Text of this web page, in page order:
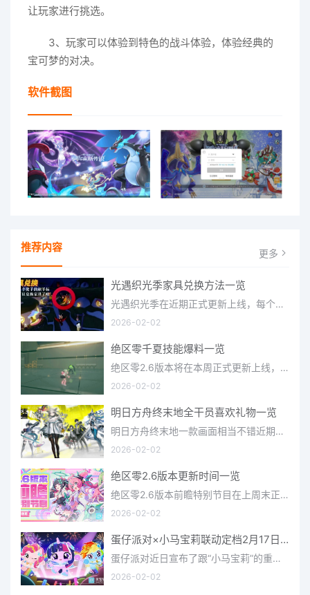
让玩家进行挑选。
3、玩家可以体验到特色的战斗体验，体验经典的
宝可梦的对决。
软件截图
推荐内容 更多
光遇织光季家具兑换方法一览
光遇织光季在近期正式更新上线，每个季节都有着许多全新内容和资讯可以让你来体验，不少刚体验的小伙伴想要知道
2026-02-02
绝区零千夏技能爆料一览
绝区零2.6版本将在本周正式更新上线，上周的前瞻直播官方给玩家们带来关于最新版本的卡池信息和相关活动内容，
2026-02-02
明日方舟终末地全干员喜欢礼物一览
明日方舟终末地一款画面相当不错近期非常火爆的大型二次元冒险游戏，这里有相当多好看的干员可以让你来抽取并
2026-02-02
绝区零2.6版本更新时间一览
绝区零2.6版本前瞻特别节目在上周末正式播出，官方给玩家们带来了许多关于最新版本的相关资讯和上线时间，不少
2026-02-02
蛋仔派对×小马宝莉联动定档2月17日 联动外观将登场
蛋仔派对近日宣布了跟“小马宝莉”的重磅联动！并且时间定档在了2月17日，此次联动将会上新很多外观，各种小马宝
2026-02-02